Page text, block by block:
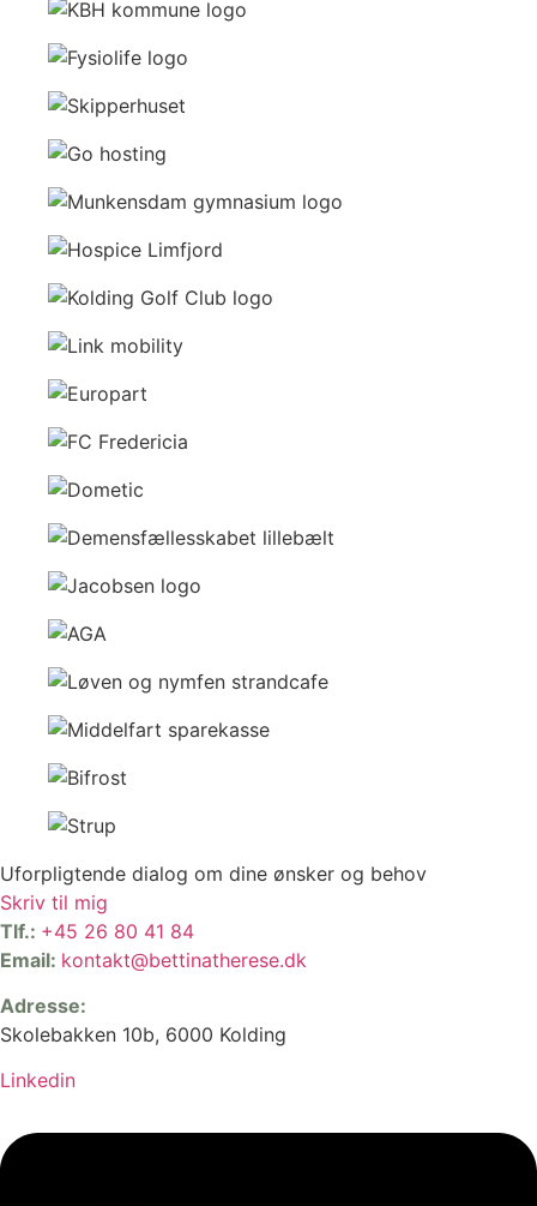
Uforpligtende dialog om dine ønsker og behov
Skriv til mig
Tlf.: +45 26 80 41 84
Email: kontakt@bettinatherese.dk
Adresse:
Skolebakken 10b, 6000 Kolding
Linkedin